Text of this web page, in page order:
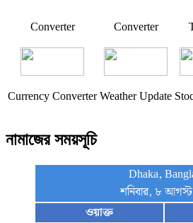
Converter Converter
Currency Converter Weather Update
নামাজের সময়সূচি
Dhaka,
শনিবার, ৮
ওয়াক্ত